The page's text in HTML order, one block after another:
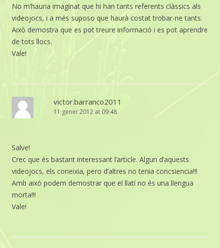
No m’hauria imaginat que hi han tants referents clàssics als
videojocs, i a més suposo que haurà costat trobar-ne tants.
Això demostra que es pot treure informació i es pot aprendre
de tots llocs.
Vale!
victor.barranco2011
11 gener 2012 at 09:48
Salve!
Crec que és bastant interessant l’article. Algun d’aquests
videojocs, els coneixia, pero d’altres no tenia concsiencia!!!
Amb això podem demostrar que el llatí no és una llengua
morta!!!
Vale!